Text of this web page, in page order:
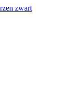
zwart